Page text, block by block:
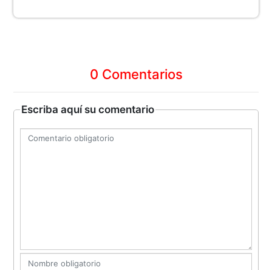
0 Comentarios
Escriba aquí su comentario